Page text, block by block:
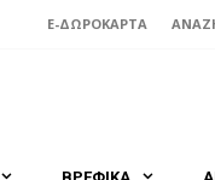
E-ΔΩΡΟΚΆΡΤΑ
ΒΡΕΦΙΚΑ